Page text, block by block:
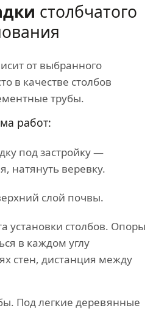
столбчатого
от выбранного
в качестве столбов
трубы.
работ:
под застройку —
натянуть веревку.
слой почвы.
установки столбов. Опоры
в каждом углу
стен, дистанция между
Под легкие деревянные